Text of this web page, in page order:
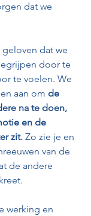
dat we
geloven dat we
door te
te voelen. We
aan om de
na te doen,
en de
zit. Zo zie je en
van de
de andere
werking en